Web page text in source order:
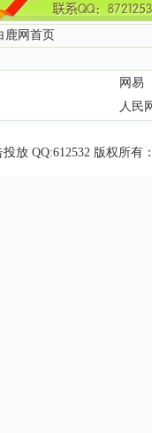
鹿网首页
网易
人民
投放QQ:612532版权所有